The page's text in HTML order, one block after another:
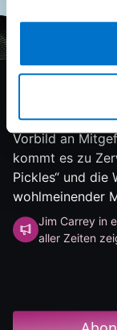
Jeff unterhält in
nur die kleinen
Vorbild an
kommt es zu
Pickles“ und die
wohlmeinender
Jim Carrey in
aller Zeiten